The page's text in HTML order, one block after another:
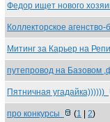
Федор ищет нового
Коллекторское агенство-
Митинг за Карьер на
путепровод на Базовом
Пятничная угадайка))))))
про конкурсы (1 2)